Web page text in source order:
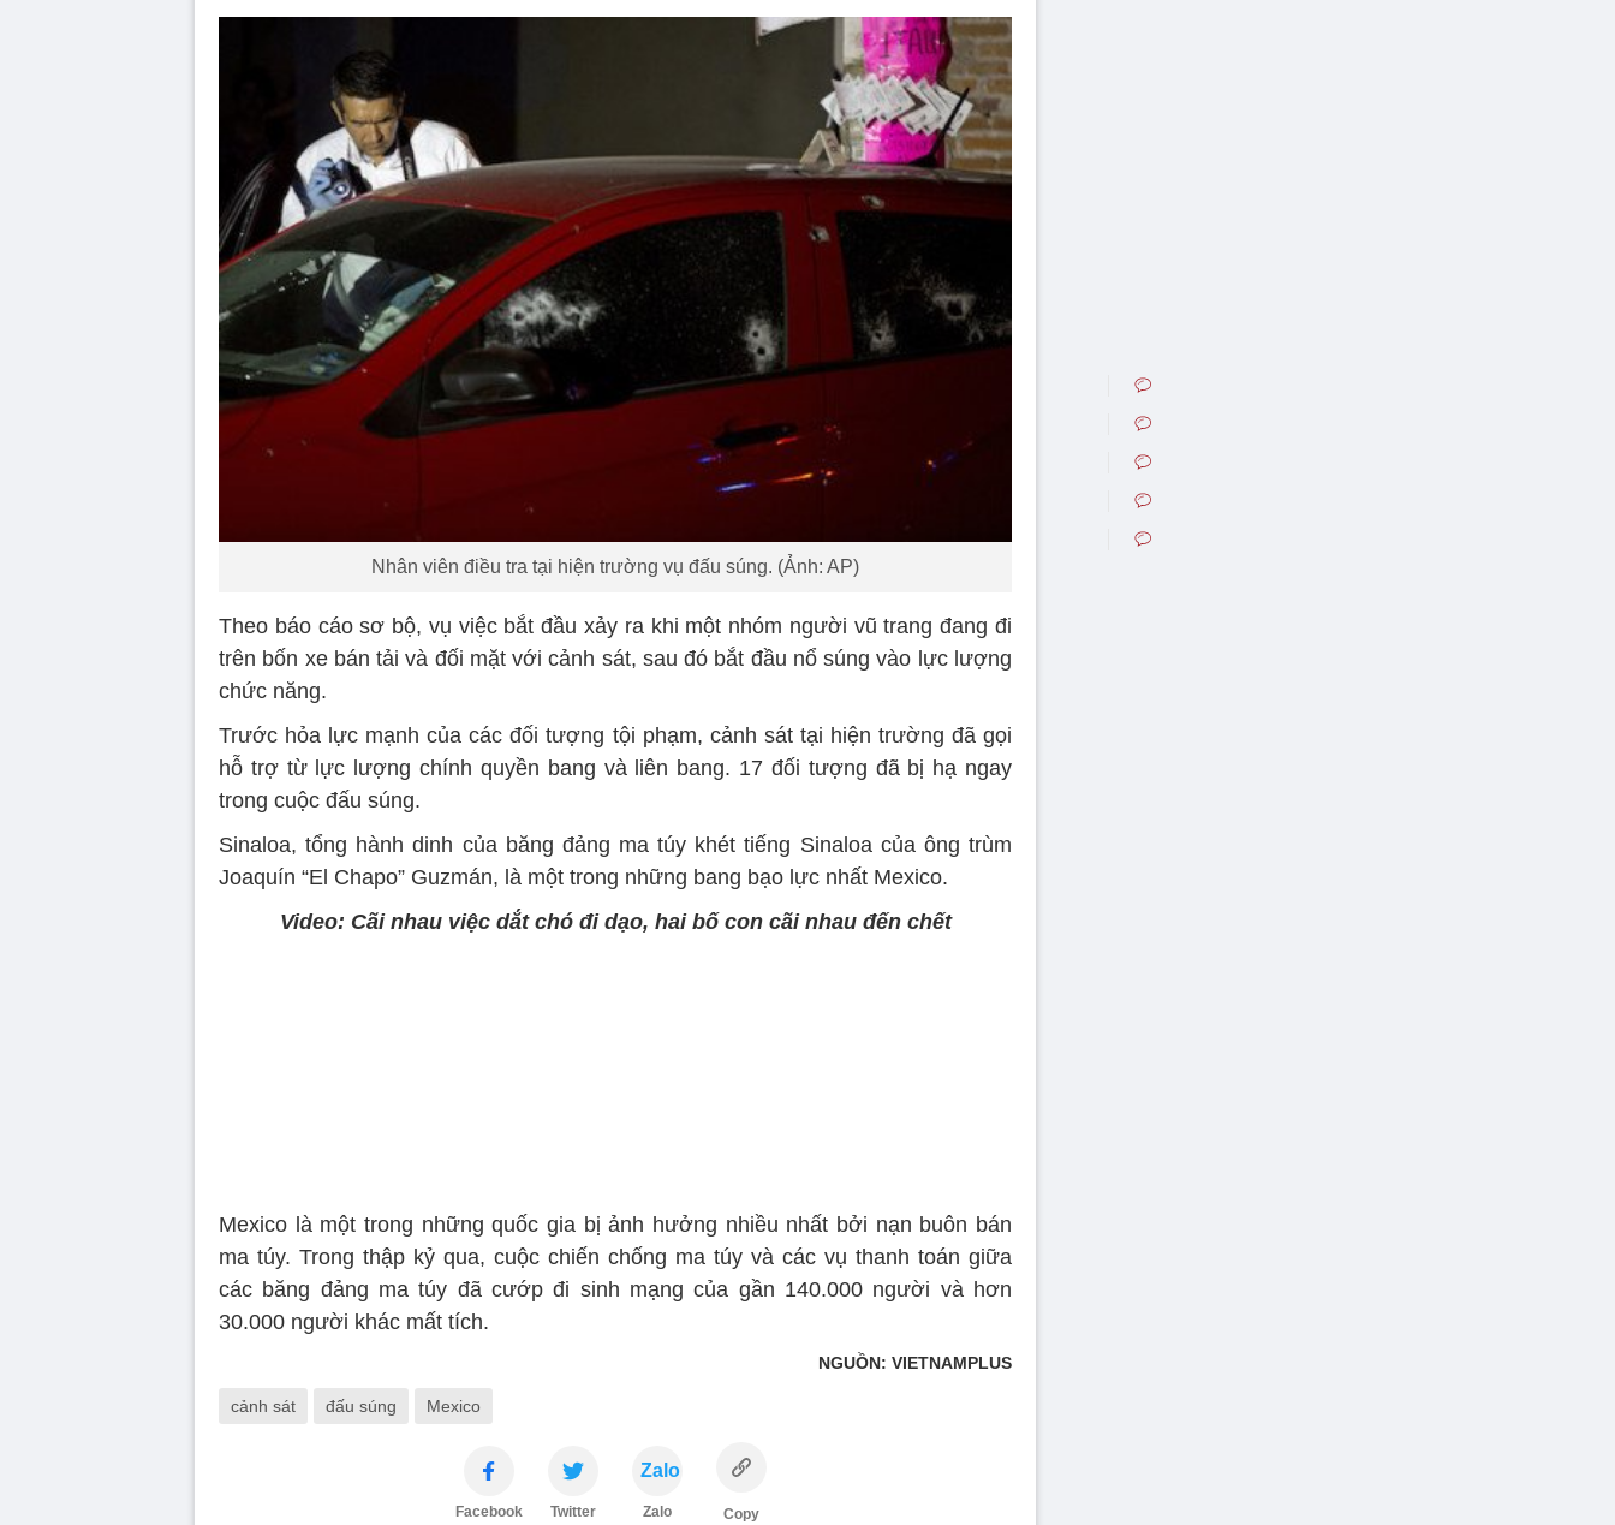
Nhân viên điều tra tại hiện trường vụ đấu súng. (Ảnh: AP)
Theo báo cáo sơ bộ, vụ việc bắt đầu xảy ra khi một nhóm người vũ trang đang đi
trên bốn xe bán tải và đối mặt với cảnh sát, sau đó bắt đầu nổ súng vào lực lượng
chức năng.
Trước hỏa lực mạnh của các đối tượng tội phạm, cảnh sát tại hiện trường đã gọi
hỗ trợ từ lực lượng chính quyền bang và liên bang. 17 đối tượng đã bị hạ ngay
trong cuộc đấu súng.
Sinaloa, tổng hành dinh của băng đảng ma túy khét tiếng Sinaloa của ông trùm
Joaquín “El Chapo” Guzmán, là một trong những bang bạo lực nhất Mexico.
Video: Cãi nhau việc dắt chó đi dạo, hai bố con cãi nhau đến chết
Mexico là một trong những quốc gia bị ảnh hưởng nhiều nhất bởi nạn buôn bán
ma túy. Trong thập kỷ qua, cuộc chiến chống ma túy và các vụ thanh toán giữa
các băng đảng ma túy đã cướp đi sinh mạng của gần 140.000 người và hơn
30.000 người khác mất tích.
NGUỒN: VIETNAMPLUS
cảnh sát đấu súng Mexico
Facebook Twitter
Zalo
Zalo Copy